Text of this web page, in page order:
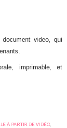
document video, qui
imprimable, et
À PARTIR DE VIDÉO,